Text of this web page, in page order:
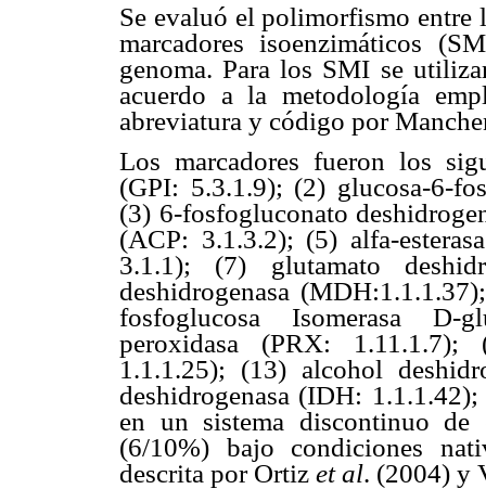
Se evaluó el polimorfismo entre
marcadores isoenzimáticos
genoma. Para los SMI se
acuerdo a la metodología
abreviatura y código por
Los marcadores fueron los
(GPI: 5.3.1.9); (2) glucosa-6-
(3) 6-fosfogluconato
(ACP: 3.1.3.2); (5) alfa-
3.1.1); (7) glutamato
deshidrogenasa
fosfoglucosa Isomerasa D-
peroxidasa (PRX: 1.11.1.7);
1.1.1.25); (13) alcohol
deshidrogenasa (IDH:
en un sistema discontinuo de
(6/10%) bajo condiciones
descrita por Ortiz et al. (2004) y